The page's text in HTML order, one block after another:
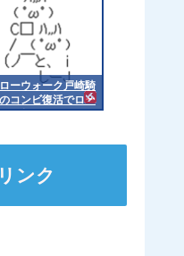
ーウォーク戸崎騎
コンビ復活でロー
他
ンク